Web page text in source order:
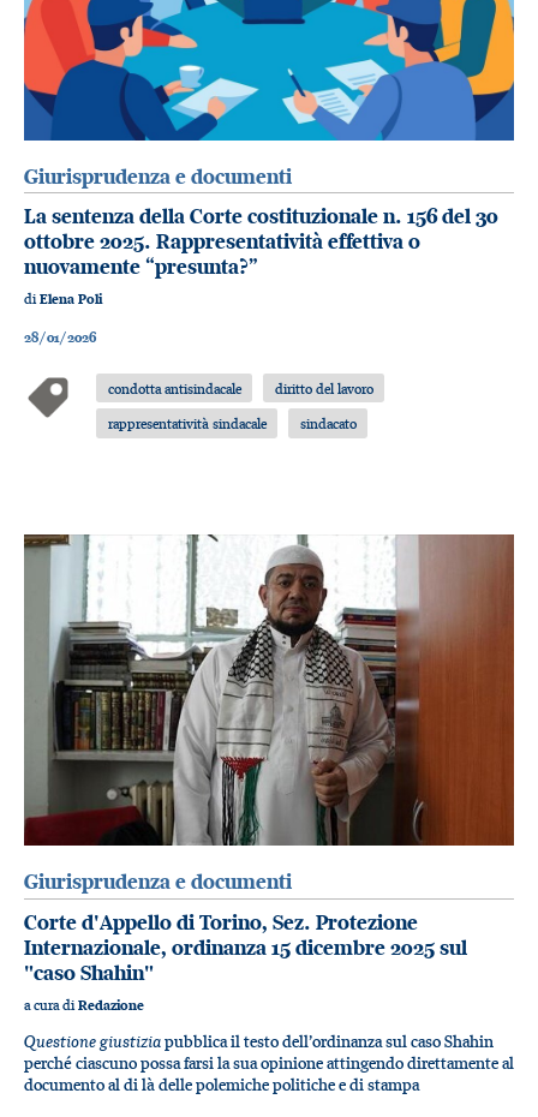
Giurisprudenza e documenti
La sentenza della Corte costituzionale n. 156 del 30
ottobre 2025. Rappresentatività effettiva o
nuovamente “presunta?”
diElena Poli
28/01/2026
condotta antisindacale
diritto del lavoro
rappresentatività sindacale
sindacato
Giurisprudenza e documenti
Corte d'Appello di Torino, Sez. Protezione
Internazionale, ordinanza 15 dicembre 2025 sul
"caso Shahin"
a cura diRedazione
Questione giustiziapubblica il testo dell’ordinanza sul caso Shahin
perché ciascuno possa farsi la sua opinione attingendo direttamente al
documento al di là delle polemiche politiche e di stampa